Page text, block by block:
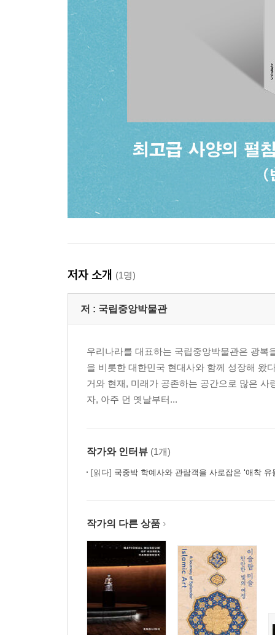
저자 소개 (1명)
저 : 국립중앙박물관
우리나라를 대표하는 국립중앙박물관은 광복
을 비롯한 대한민국 현대사와 함께 성장해 왔
거와 현재, 미래가 공존하는 공간으로 많은
자, 아주 먼 옛날부터...
작가와 인터뷰 (1개)
[읽다] 국중박 학예사와 관람객을 사로잡은 ‘애착 유
작가의 다른 상품